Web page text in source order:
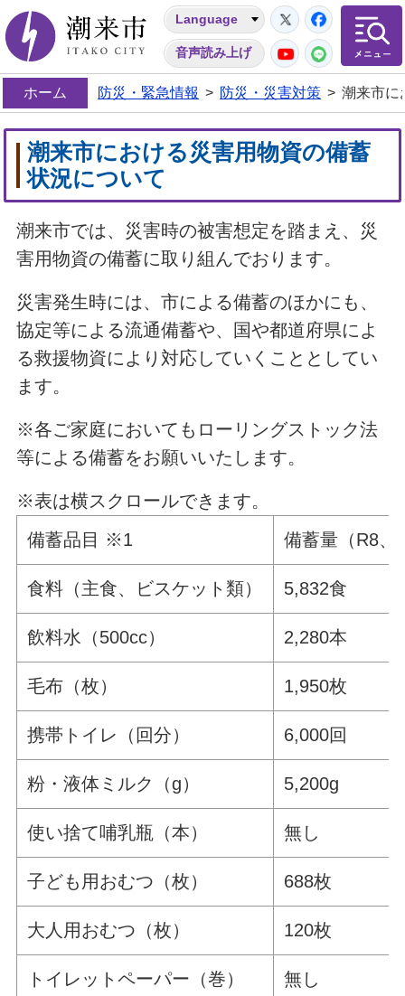
潮来市
Language
音声読み上げ
Twitter
YouTube
LINE
ホーム 防災・緊急情報 > 防災・災害対策 > 潮来市に
潮来市における災害用物資の備蓄
状況について
潮来市では、災害時の被害想定を踏まえ、災
害用物資の備蓄に取り組んでおります。
災害発生時には、市による備蓄のほかにも、
協定等による流通備蓄や、国や都道府県によ
る救援物資により対応していくこととしてい
ます。
※各ご家庭においてもローリングストック法
等による備蓄をお願いいたします。
※表は横スクロールできます。
備蓄品目 ※1
備蓄量 （R8
食料（主食、ビスケット類） 5,832食
飲料水（500cc） 2,280本
毛布（枚） 1,950枚
携帯トイレ（回分） 6,000回
粉・液体ミルク（g） 5,200g
使い捨て哺乳瓶（本） 無し
子ども用おむつ（枚） 688枚
大人用おむつ（枚） 120枚
トイレットペーパー（巻） 無し